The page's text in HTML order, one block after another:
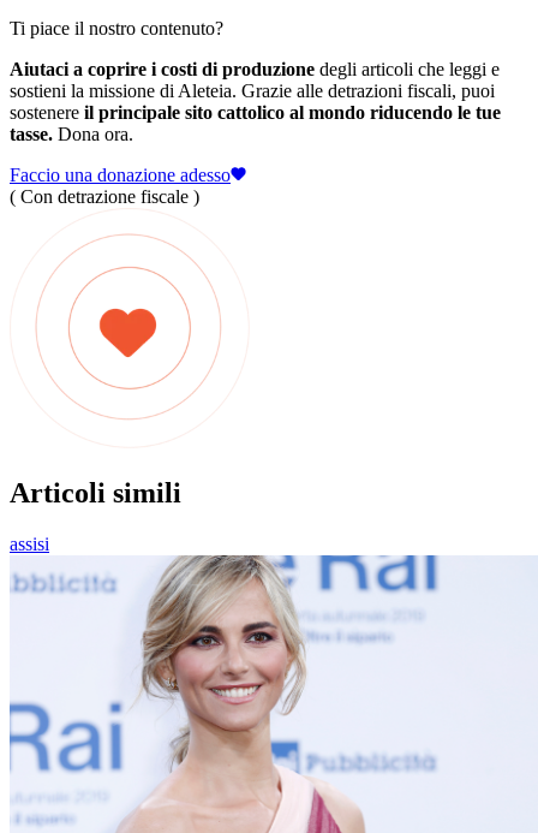
Ti piace il nostro contenuto?
Aiutaci a coprire i costi di produzione degli articoli che leggi e
sostieni la missione di Aleteia. Grazie alle detrazioni fiscali, puoi
sostenere il principale sito cattolico al mondo riducendo le tue
tasse. Dona ora.
Faccio una donazione adesso
( Con detrazione fiscale )
Articoli simili
assisi